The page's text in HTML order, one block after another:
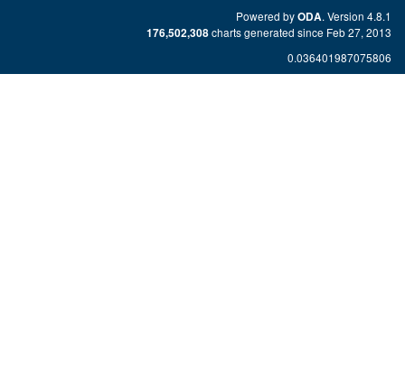
Powered byODA. Version 4.8.1
176,502,308charts generated since Feb 27, 2013
0.036401987075806